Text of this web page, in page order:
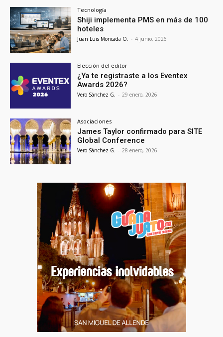
Tecnología
Shiji implementa PMS en más de 100
hoteles
Juan Luis Moncada O. - 4 junio, 2026
Elección del editor
¿Ya te registraste a los Eventex
Awards 2026?
Vero Sánchez G. - 29 enero, 2026
Asociaciones
James Taylor confirmado para SITE
Global Conference
Vero Sánchez G. - 28 enero, 2026